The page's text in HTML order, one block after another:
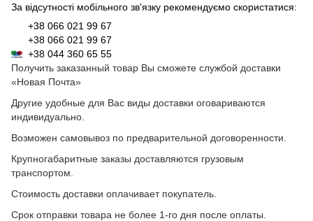
За відсутності мобільного зв'язку рекомендуємо скористатися:
+38 066 021 99 67
+38 066 021 99 67
+38 044 360 65 55
Получить заказанный товар Вы сможете службой доставки
«Новая Почта»
Другие удобные для Вас виды доставки оговариваются
индивидуально.
Возможен самовывоз по предварительной договоренности.
Крупногабаритные заказы доставляются грузовым
транспортом.
Стоимость доставки оплачивает покупатель.
Срок отправки товара не более 1-го дня после оплаты.